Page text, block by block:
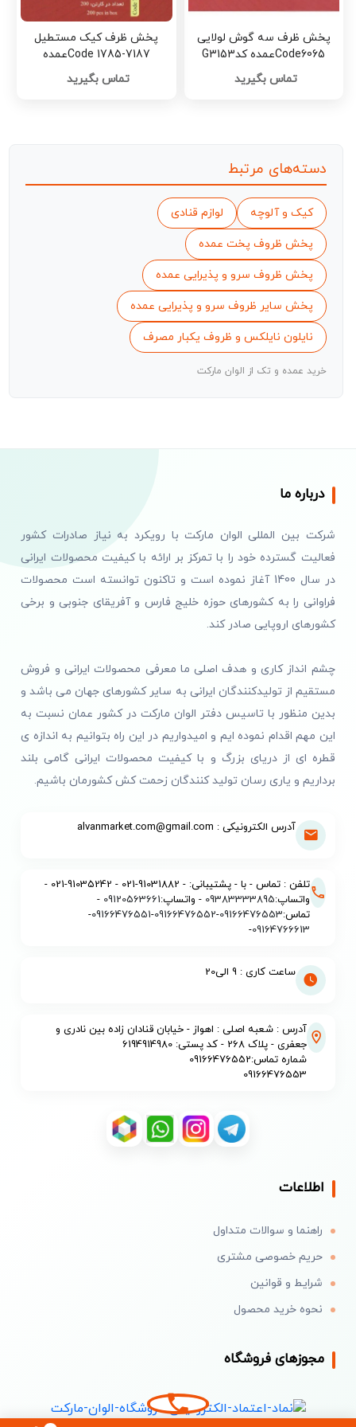
پخش ظرف سه گوش لولایی
Code6065عمده کدG3153
تماس بگیرید
پخش ظرف کیک مستطیل
Code 1785-7187عمده
کدG3149
تماس بگیرید
دسته‌های مرتبط
کیک و آلوچه لوازم قنادی
پخش ظروف پخت عمده
پخش ظروف سرو و پذیرایی عمده
پخش سایر ظروف سرو و پذیرایی عمده
نایلون نایلکس و ظروف یکبار مصرف
خرید عمده و تک از الوان مارکت
درباره ما
شرکت بین المللی الوان مارکت با رویکرد به نیاز صادرات کشور
فعالیت گسترده خود را با تمرکز بر ارائه با کیفیت محصولات ایرانی
در سال 1400 آغاز نموده است و تاکنون توانسته است محصولات
فراوانی را به کشورهای حوزه خلیج فارس و آفریقای جنوبی و برخی
کشورهای اروپایی صادر کند.
چشم انداز کاری و هدف اصلی ما معرفی محصولات ایرانی و فروش
مستقیم از تولیدکنندگان ایرانی به سایر کشورهای جهان می باشد و
بدین منظور با تاسیس دفتر الوان مارکت در کشور عمان نسبت به
این مهم اقدام نموده ایم و امیدواریم در این راه بتوانیم به اندازه ی
قطره ای از دریای بزرگ و با کیفیت محصولات ایرانی گامی بلند
برداریم و یاری رسان تولید کنندگان زحمت کش کشورمان باشیم.
آدرس الکترونیکی : alvanmarket.com@gmail.com
تلفن : تماس - با - پشتیبانی: - 91031882-021 - 91035242-021 -
واتساپ:09383333895 - واتساپ:09120563661
-
تماس:09166476553
-
09166476552
-
09166476551
-
09164766613
-
ساعت کاری : 9 الی20
آدرس : شعبه اصلی : اهواز - خیابان قنادان زاده بین نادری و
جعفری - پلاک 268 - کد پستی: 6194914980
شماره تماس:09166476552
09166476553
اطلاعات
راهنما و سوالات متداول
حریم خصوصی مشتری
شرایط و قوانین
نحوه خرید محصول
مجوزهای فروشگاه